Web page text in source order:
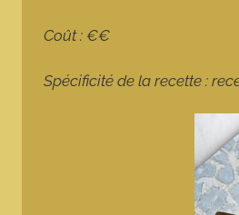
Coût : €€
Spécificité de la recette :